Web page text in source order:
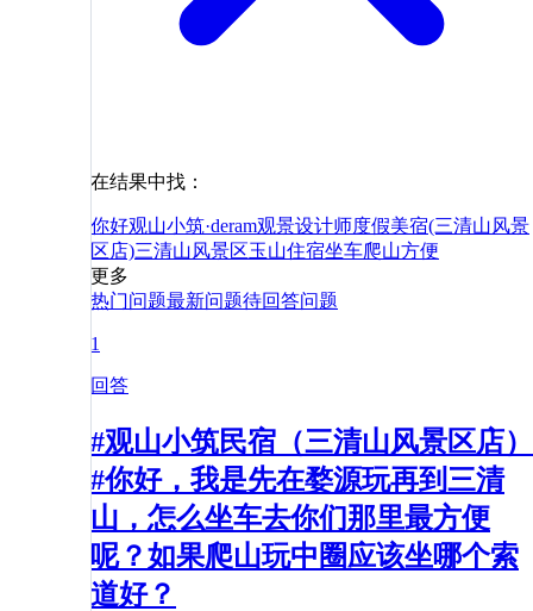
在结果中找：
你好观山小筑·deram观景设计师度假美宿(三清山风景
区店)三清山风景区玉山住宿坐车爬山方便
更多
热门问题最新问题待回答问题
1
回答
#观山小筑民宿（三清山风景区店）
#你好，我是先在婺源玩再到三清
山，怎么坐车去你们那里最方便
呢？如果爬山玩中圈应该坐哪个索
道好？